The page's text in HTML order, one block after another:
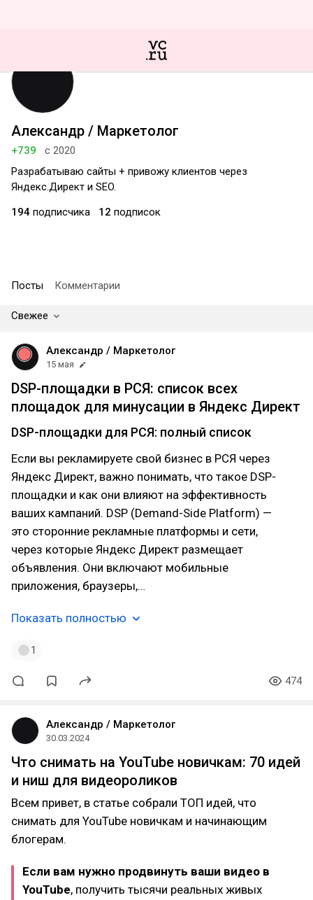
Александр / Маркетолог
+739
с 2020
Разрабатываю сайты + привожу клиентов через
Яндекс.Директ и SEO.
194 подписчика 12 подписок
Посты Комментарии
Свежее
Александр / Маркетолог
15 мая
DSP-площадки в РСЯ: список всех
площадок для минусации в Яндекс Директ
DSP-площадки для РСЯ: полный список
Если вы рекламируете свой бизнес в РСЯ через
Яндекс Директ, важно понимать, что такое DSP-
площадки и как они влияют на эффективность
ваших кампаний. DSP (Demand-Side Platform) —
это сторонние рекламные платформы и сети,
через которые Яндекс Директ размещает
объявления. Они включают мобильные
приложения, браузеры,…
Показать полностью
1
474
Александр / Маркетолог
30.03.2024
Что снимать на YouTube новичкам: 70 идей
и ниш для видеороликов
Всем привет, в статье собрали ТОП идей, что
снимать для YouTube новичкам и начинающим
блогерам.
Если вам нужно продвинуть ваши видео в
YouTube, получить тысячи реальных живых